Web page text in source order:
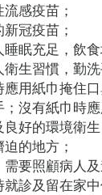
感疫苗；
冠疫苗；
眠充足，飲
生習慣，勤洗
用紙巾掩住
沒有紙巾時
好的環境衛生
的地方；
要照顧病人
診及留在家